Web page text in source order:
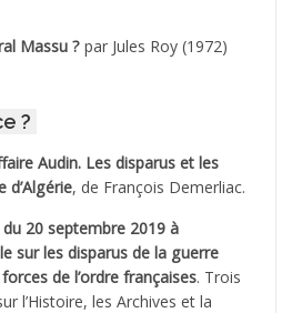
Massu ? par Jules Roy (1972)
?
Audin. Les disparus et les
d’Algérie, de François Demerliac.
du 20 septembre 2019 à
sur les disparus de la guerre
de l’ordre françaises. Trois
l’Histoire, les Archives et la